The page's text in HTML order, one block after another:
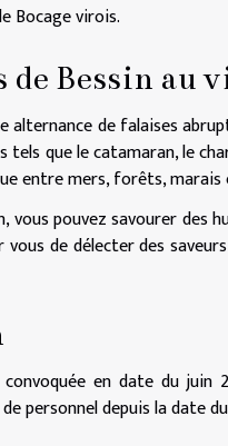
Bocage virois.
de Bessin au
alternance de falaises
que le catamaran, le
entre mers, forêts, marais
pouvez savourer des
vous de délecter des
en date du
personnel depuis la date